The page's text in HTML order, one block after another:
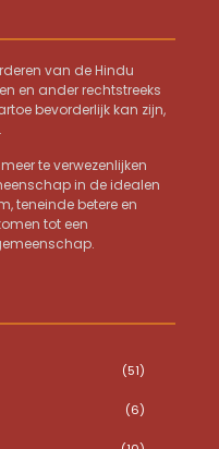
van de Hindu
en ander rechtstreeks
bevorderlijk kan zijn,
te verwezenlijken
in de idealen
teneinde betere en
tot een
(51)
(6)